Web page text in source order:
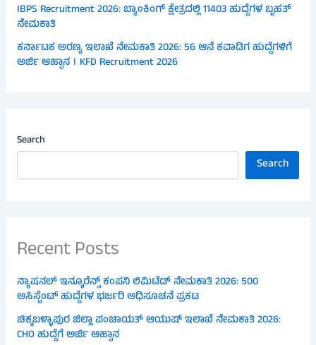
IBPS Recruitment 2026: ಬ್ಯಾಂಕಿಂಗ್ ಕ್ಷೇತ್ರದಲ್ಲಿ 11403 ಹುದ್ದೆಗಳ ಬೃಹತ್
ನೇಮಕಾತಿ
ಕರ್ನಾಟಕ ಅರಣ್ಯ ಇಲಾಖೆ ನೇಮಕಾತಿ 2026: 56 ಆನೆ ಕವಾಡಿಗ ಹುದ್ದೆಗಳಿಗೆ
ಅರ್ಜಿ ಆಹ್ವಾನ । KFD Recruitment 2026
Search
Search
Recent Posts
ನ್ಯಾಷನಲ್ ಇನ್ಶೂರೆನ್ಸ್ ಕಂಪನಿ ಲಿಮಿಟೆಡ್ ನೇಮಕಾತಿ 2026: 500
ಅಸಿಸ್ಟೆಂಟ್ ಹುದ್ದೆಗಳ ಭರ್ಜರಿ ಅಧಿಸೂಚನೆ ಪ್ರಕಟ
ಚಿಕ್ಕಬಳ್ಳಾಪುರ ಜಿಲ್ಲಾ ಪಂಚಾಯತ್ ಆಯುಷ್ ಇಲಾಖೆ ನೇಮಕಾತಿ 2026:
CHO ಹುದ್ದೆಗೆ ಅರ್ಜಿ ಆಹ್ವಾನ